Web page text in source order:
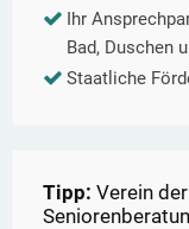
Ihr
Bad, Duschen
Staatliche
Tipp: Verein